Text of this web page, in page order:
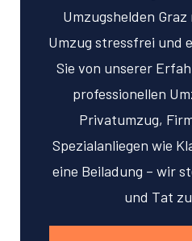
Umzugshelden
Umzug stressfrei und
Sie von unserer
professionellen
Privatumzug,
Spezialanliegen wie
eine Beiladung – wir
und Tat